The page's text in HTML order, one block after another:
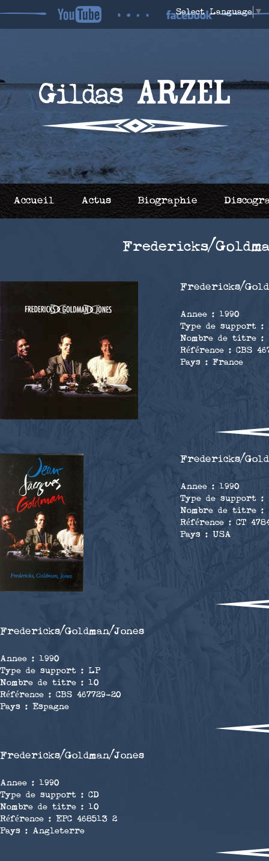
Select Language▼
Accueil Actus Biographie
Fredericks/
Fredericks/
Annee : 1990
Type de support :
Nombre de titre :
Référence : CBS
Pays : France
Fredericks/
Annee : 1990
Type de support :
Nombre de titre :
Référence : CT
Pays : USA
Fredericks/Goldman/Jones
Annee : 1990
Type de support : LP
Nombre de titre : 10
Référence : CBS 467729-20
Pays : Espagne
Fredericks/Goldman/Jones
Annee : 1990
Type de support : CD
Nombre de titre : 10
Référence : EPC 468513 2
Pays : Angleterre